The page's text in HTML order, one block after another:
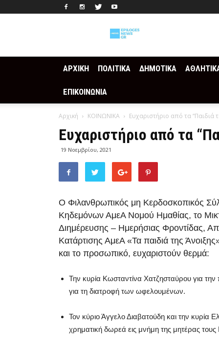
ΑΡΧΙΚΗ ΠΟΛΙΤΙΚΑ ΔΗΜΟΤΙΚΑ
ΕΠΙΚΟΙΝΩΝΙΑ
Αρχική ΚΟΙΝΩΝΙΚΑ Ευχαριστήριο από τα “Παιδιά
Ευχαριστήριο από τα
19 Νοεμβρίου, 2021
Ο Φιλανθρωπικός μη Κερδοσκοπικός
Κηδεμόνων ΑμεΑ Νομού Ημαθίας, το
Διημέρευσης – Ημερήσιας Φροντίδας,
Κατάρτισης ΑμεΑ «Τα παιδιά της
και το προσωπικό, ευχαριστούν θερμά:
Την κυρία Κωσταντίνα Χατζησταύρου για
για τη διατροφή των ωφελουμένων.
Τον κύριο Άγγελο Διαβατούδη και την κυρία
χρηματική δωρεά εις μνήμη της μητέρας